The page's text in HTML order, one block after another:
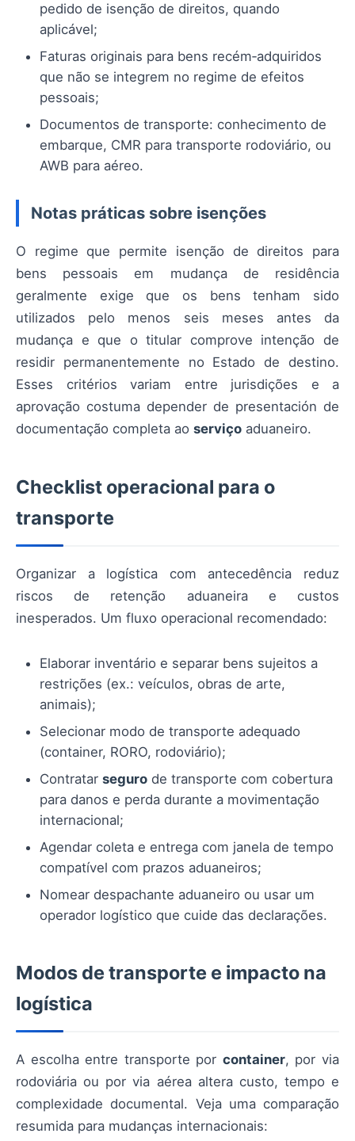
pedido de isenção de direitos, quando
aplicável;
Faturas originais para bens recém‑adquiridos
que não se integrem no regime de efeitos
pessoais;
Documentos de transporte: conhecimento de
embarque, CMR para transporte rodoviário, ou
AWB para aéreo.
Notas práticas sobre isenções
O regime que permite isenção de direitos para
bens pessoais em mudança de residência
geralmente exige que os bens tenham sido
utilizados pelo menos seis meses antes da
mudança e que o titular comprove intenção de
residir permanentemente no Estado de destino.
Esses critérios variam entre jurisdições e a
aprovação costuma depender de presentación de
documentação completa ao serviço aduaneiro.
Checklist operacional para o
transporte
Organizar a logística com antecedência reduz
riscos de retenção aduaneira e custos
inesperados. Um fluxo operacional recomendado:
Elaborar inventário e separar bens sujeitos a
restrições (ex.: veículos, obras de arte,
animais);
Selecionar modo de transporte adequado
(container, RORO, rodoviário);
Contratar seguro de transporte com cobertura
para danos e perda durante a movimentação
internacional;
Agendar coleta e entrega com janela de tempo
compatível com prazos aduaneiros;
Nomear despachante aduaneiro ou usar um
operador logístico que cuide das declarações.
Modos de transporte e impacto na
logística
A escolha entre transporte por container, por via
rodoviária ou por via aérea altera custo, tempo e
complexidade documental. Veja uma comparação
resumida para mudanças internacionais: